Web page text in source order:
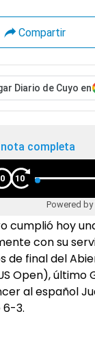
Compartir
Diario de Cuyo en
nota completa
10
Powered
cumplió hoy
con su
de final del
Open), último
al español
3.